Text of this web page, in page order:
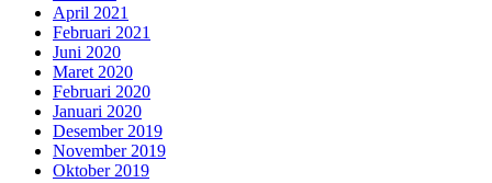
April 2021
Februari 2021
Juni 2020
Maret 2020
Februari 2020
Januari 2020
Desember 2019
November 2019
Oktober 2019